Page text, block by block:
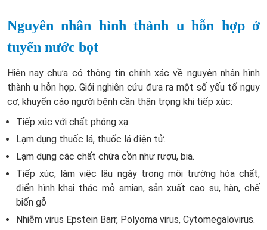
Nguyên nhân hình thành u hỗn hợp ở
tuyến nước bọt
Hiện nay chưa có thông tin chính xác về nguyên nhân hình
thành u hỗn hợp. Giới nghiên cứu đưa ra một số yếu tố nguy
cơ, khuyến cáo người bệnh cần thận trọng khi tiếp xúc:
Tiếp xúc với chất phóng xạ.
Lạm dụng thuốc lá, thuốc lá điện tử.
Lạm dụng các chất chứa cồn như rượu, bia.
Tiếp xúc, làm việc lâu ngày trong môi trường hóa chất,
điển hình khai thác mỏ amian, sản xuất cao su, hàn, chế
biến gỗ
Nhiễm virus Epstein Barr, Polyoma virus, Cytomegalovirus.